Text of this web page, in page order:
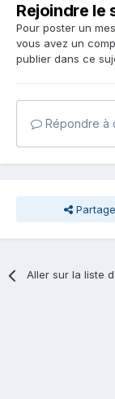
Rejoindre le
Pour poster un
vous avez un
publier dans ce
Répondre à
Aller sur la liste